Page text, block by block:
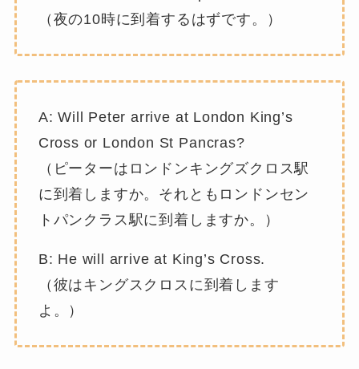
（夜の10時に到着するはずです。）
A: Will Peter arrive at London King’s
Cross or London St Pancras?
（ピーターはロンドンキングズクロス駅
に到着しますか。それともロンドンセン
トパンクラス駅に到着しますか。）
B: He will arrive at King’s Cross.
（彼はキングスクロスに到着します
よ。）